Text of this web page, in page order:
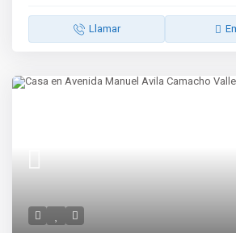
Llamar